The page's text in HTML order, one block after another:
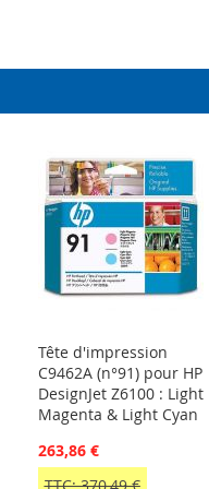
Tête d'impression
C9462A (n°91) pour HP
DesignJet Z6100 : Light
Magenta & Light Cyan
263,86 €